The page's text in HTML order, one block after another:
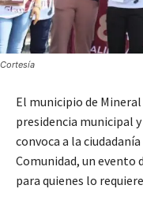
Cortesía
El municipio de
presidencia municipal
convoca a la ciudadanía
Comunidad, un evento
para quienes lo